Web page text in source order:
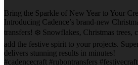
Bring the Sparkle of New Year to Your
Introducing Cadence’s brand-new
transfers! ❄️ Snowflakes, Christmas trees,
add the festive spirit to your projects.
delivers stunning results in minutes!
#cadencecraft #rubontransfers